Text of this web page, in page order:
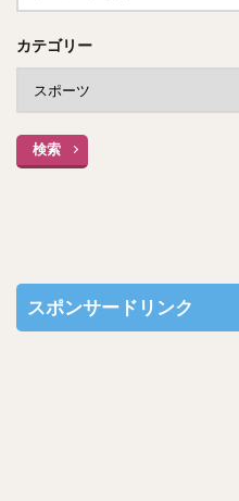
カテゴリー
検索
スポンサードリンク